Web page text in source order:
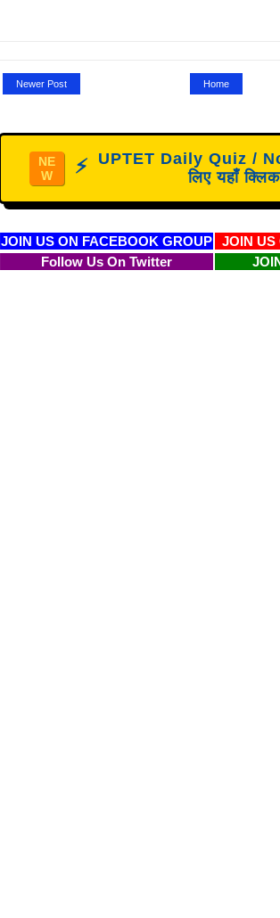
Newer Post Home
NE
W
⚡
UPTET Daily Quiz /
लिए यहाँ
JOIN US ON FACEBOOK GROUP
JOIN US
Follow Us On Twitter